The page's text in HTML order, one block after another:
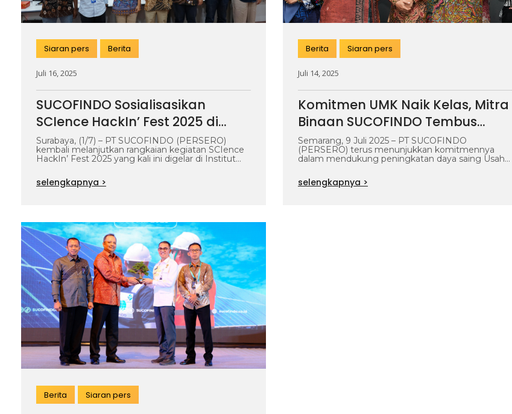
Siaran pers Berita
Juli 16, 2025
SUCOFINDO Sosialisasikan
SCIence HackIn’ Fest 2025 di
Surabaya, Hadirkan Tema
Transformasi Hijau dan Inovasi
Surabaya, (1/7) – PT SUCOFINDO (PERSERO)
kembali melanjutkan rangkaian kegiatan SCIence
HackIn’ Fest 2025 yang kali ini digelar di Institut…
selengkapnya >
Berita Siaran pers
Juli 14, 2025
Komitmen UMK Naik Kelas, Mitra
Binaan SUCOFINDO Tembus
Pasar Fashion Internasional
Semarang, 9 Juli 2025 – PT SUCOFINDO
(PERSERO) terus menunjukkan komitmennya
dalam mendukung peningkatan daya saing Usaha
selengkapnya >
Berita Siaran pers